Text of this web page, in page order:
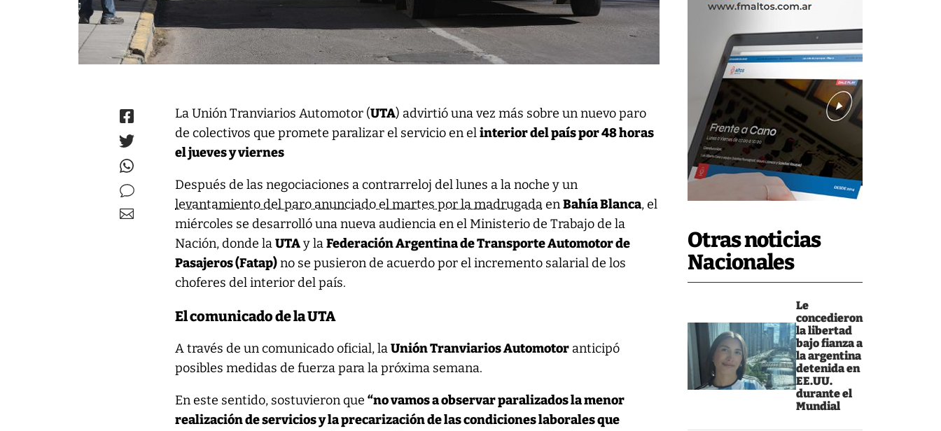
Otras noticias
Nacionales
Le
concedieron
la libertad
bajo fianza a
la argentina
detenida en
EE.UU.
durante el
Mundial
La Unión Tranviarios Automotor (UTA) advirtió una vez más sobre un nuevo paro
de colectivos que promete paralizar el servicio en elinterior del país por 48 horas
el jueves y viernes
Después de las negociaciones a contrarreloj del lunes a la noche y un
levantamiento del paro anunciado el martes por la madrugadaenBahía Blanca, el
miércoles se desarrolló una nueva audiencia en el Ministerio de Trabajo de la
Nación, donde laUTAy laFederación Argentina de Transporte Automotor de
Pasajeros (Fatap)no se pusieron de acuerdo por el incremento salarial de los
choferes del interior del país.
El comunicado de la UTA
A través de un comunicado oficial, laUnión Tranviarios Automotor anticipó
posibles medidas de fuerza para la próxima semana.
En este sentido, sostuvieron que“no vamos a observar paralizados la menor
realización de servicios y la precarización de las condiciones laborales que